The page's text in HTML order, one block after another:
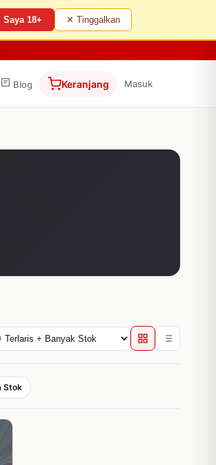
Saya 18+ ✕ Tinggalkan
Blog Keranjang Masuk
Stok